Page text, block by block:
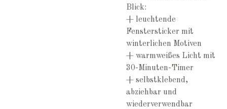
Blick:
+ leuchtende
Fenstersticker mit
winterlichen Motiven
+ warmweißes Licht mit
30-Minuten-Timer
+ selbstklebend,
abziehbar und
wiederverwendbar